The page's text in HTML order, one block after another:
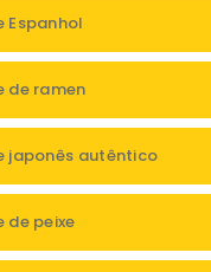
Espanhol
de ramen
japonês autêntico
de peixe